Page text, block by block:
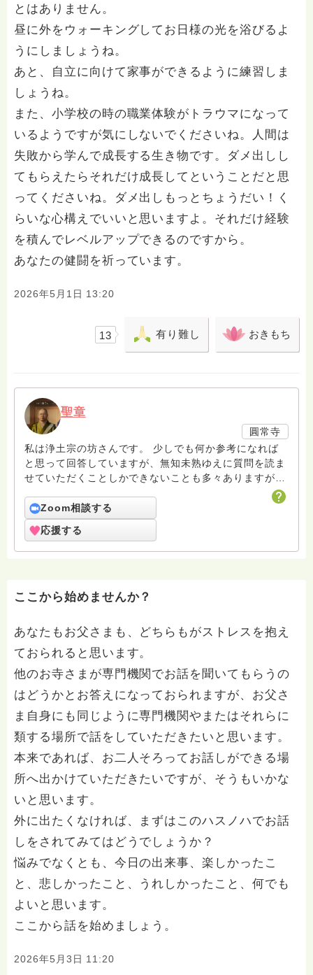
とはありません。
昼に外をウォーキングしてお日様の光を浴びるよ
うにしましょうね。
あと、自立に向けて家事ができるように練習しま
しょうね。
また、小学校の時の職業体験がトラウマになって
いるようですが気にしないでくださいね。人間は
失敗から学んで成長する生き物です。ダメ出しし
てもらえたらそれだけ成長してということだと思
ってくださいね。ダメ出しもっとちょうだい！く
らいな心構えでいいと思いますよ。それだけ経験
を積んでレベルアップできるのですから。
あなたの健闘を祈っています。
2026年5月1日 13:20
13 有り難し おきもち
聖章
圓常寺
私は浄土宗の坊さんです。 少しでも何か参考になれば
と思って回答していますが、無知未熟ゆえに質問を読ま
せていただくことしかできないことも多々ありますがお
許しください。 回答は私個人の意見や解釈もあり、場
合によっては浄土宗の教義とは少し異なることもあると
いうことをご了承ください。 また、寺の紹介ページに
電話相談についても紹介していますのでどなたでも気兼
ねなくご利用ください。 ハスノハのお坊さんがもっと
Zoom相談する
応援する
ここから始めませんか？
あなたもお父さまも、どちらもがストレスを抱え
ておられると思います。
他のお寺さまが専門機関でお話を聞いてもらうの
はどうかとお答えになっておられますが、お父さ
ま自身にも同じように専門機関やまたはそれらに
類する場所で話をしていただきたいと思います。
本来であれば、お二人そろってお話しができる場
所へ出かけていただきたいですが、そうもいかな
いと思います。
外に出たくなければ、まずはこのハスノハでお話
しをされてみてはどうでしょうか？
悩みでなくとも、今日の出来事、楽しかったこ
と、悲しかったこと、うれしかったこと、何でも
よいと思います。
ここから話を始めましょう。
2026年5月3日 11:20